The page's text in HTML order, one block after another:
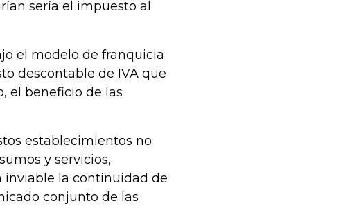
sería el impuesto al
el modelo de franquicia
descontable de IVA que
el beneficio de las
establecimientos no
y servicios,
inviable la continuidad de
conjunto de las